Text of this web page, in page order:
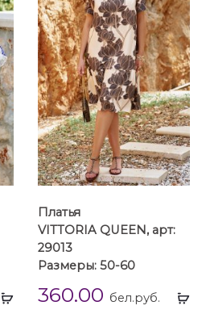
Выбрать
Платья
VITTORIA QUEEN, арт:
29013
Размеры: 50-60
360.00 бел.руб.